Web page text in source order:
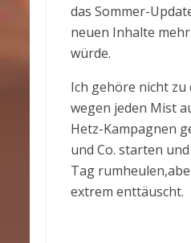
das Sommer-
neuen Inhalte
würde.
Ich gehöre nicht zu
wegen jeden Mist
Hetz-Kampagnen
und Co. starten
Tag
extrem enttäuscht.